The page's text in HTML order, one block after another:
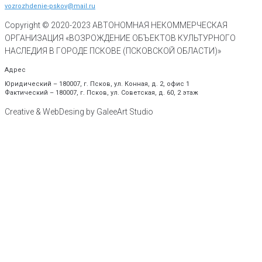
vozrozhdenie-pskov@mail.ru
Copyright © 2020-2023 АВТОНОМНАЯ НЕКОММЕРЧЕСКАЯ
ОРГАНИЗАЦИЯ «ВОЗРОЖДЕНИЕ ОБЪЕКТОВ КУЛЬТУРНОГО
НАСЛЕДИЯ В ГОРОДЕ ПСКОВЕ (ПСКОВСКОЙ ОБЛАСТИ)»
Адрес
Юридический – 180007, г. Псков, ул. Конная, д. 2, офис 1
Фактический – 180007, г. Псков, ул. Советская, д. 60, 2 этаж
Creative & WebDesing by GaleeArt Studio